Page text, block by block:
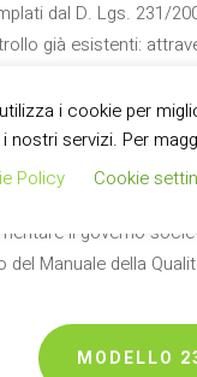
dal D. Lgs. 231/
già esistenti:
e
precedentemente
alla luce
essere attuate,
A tal fine, la
il governo
Manuale della
MODELLO
i cookie per
nostri servizi. Per
Policy
Cookie